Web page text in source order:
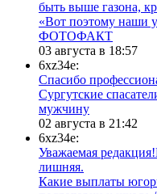
быть выше газона,
«Вот поэтому наши
ФОТОФАКТ
03 августа в 18:57
6xz34e:
Спасибо
Сургутские
мужчину
02 августа в 21:42
6xz34e:
Уважаемая
лишняя.
Какие выплаты